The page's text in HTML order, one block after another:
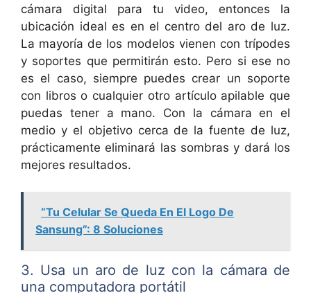
cámara digital para tu video, entonces la
ubicación ideal es en el centro del aro de luz.
La mayoría de los modelos vienen con trípodes
y soportes que permitirán esto. Pero si ese no
es el caso, siempre puedes crear un soporte
con libros o cualquier otro artículo apilable que
puedas tener a mano. Con la cámara en el
medio y el objetivo cerca de la fuente de luz,
prácticamente eliminará las sombras y dará los
mejores resultados.
“Tu Celular Se Queda En El Logo De
Sansung”: 8 Soluciones
3. Usa un aro de luz con la cámara de
una computadora portátil